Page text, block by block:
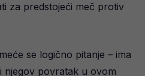
za predstojeći meč protiv
se logično pitanje – ima
njegov povratak u ovom